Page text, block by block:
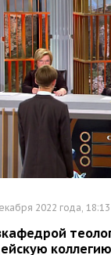
2022 года, 18:13